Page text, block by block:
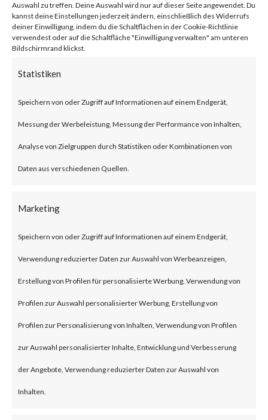
Auswahl zu treffen. Deine Auswahl wird nur auf dieser Seite angewendet. Du
kannst deine Einstellungen jederzeit ändern, einschließlich des Widerrufs
deiner Einwilligung, indem du die Schaltflächen in der Cookie-Richtlinie
verwendest oder auf die Schaltfläche "Einwilligung verwalten" am unteren
Bildschirmrand klickst.
Statistiken
Speichern von oder Zugriff auf Informationen auf einem Endgerät,
Messung der Werbeleistung, Messung der Performance von Inhalten,
Analyse von Zielgruppen durch Statistiken oder Kombinationen von
Daten aus verschiedenen Quellen.
Marketing
Speichern von oder Zugriff auf Informationen auf einem Endgerät,
Verwendung reduzierter Daten zur Auswahl von Werbeanzeigen,
Erstellung von Profilen für personalisierte Werbung, Verwendung von
Profilen zur Auswahl personalisierter Werbung, Erstellung von
Profilen zur Personalisierung von Inhalten, Verwendung von Profilen
zur Auswahl personalisierter Inhalte, Entwicklung und Verbesserung
der Angebote, Verwendung reduzierter Daten zur Auswahl von
Inhalten.
What is WooCommerce
Payments?
WooCommerce Payments is a
popular e-commerce payment
plugin for WordPress designed
for small to large-sized online
merchants using WordPress.
has over 600,000 active
What is the Attack?
CVE-2023-28121 is an
authentication bypass
vulnerability affecting the
WooCommerce Payments
plugin version 4.8.0 through